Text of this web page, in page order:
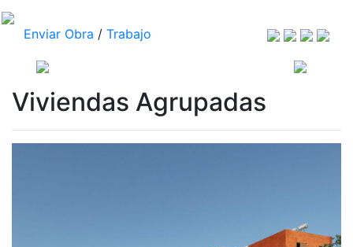
Enviar Obra / Trabajo
Viviendas Agrupadas